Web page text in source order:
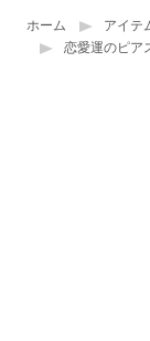
ホーム アイテ
恋愛運のピア